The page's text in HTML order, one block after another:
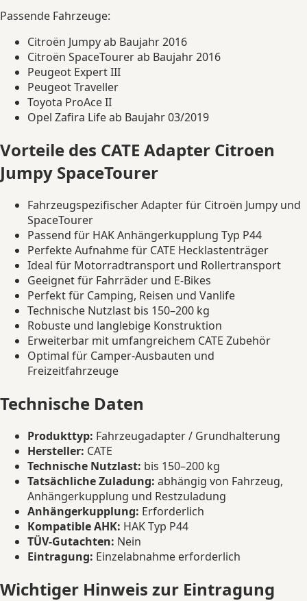
Passende Fahrzeuge:
Citroën Jumpy ab Baujahr 2016
Citroën SpaceTourer ab Baujahr 2016
Peugeot Expert III
Peugeot Traveller
Toyota ProAce II
Opel Zafira Life ab Baujahr 03/2019
Vorteile des CATE Adapter Citroen
Jumpy SpaceTourer
Fahrzeugspezifischer Adapter für Citroën Jumpy und
SpaceTourer
Passend für HAK Anhängerkupplung Typ P44
Perfekte Aufnahme für CATE Hecklastenträger
Ideal für Motorradtransport und Rollertransport
Geeignet für Fahrräder und E-Bikes
Perfekt für Camping, Reisen und Vanlife
Technische Nutzlast bis 150–200 kg
Robuste und langlebige Konstruktion
Erweiterbar mit umfangreichem CATE Zubehör
Optimal für Camper-Ausbauten und
Freizeitfahrzeuge
Technische Daten
Produkttyp: Fahrzeugadapter / Grundhalterung
Hersteller: CATE
Technische Nutzlast: bis 150–200 kg
Tatsächliche Zuladung: abhängig von Fahrzeug,
Anhängerkupplung und Restzuladung
Anhängerkupplung: Erforderlich
Kompatible AHK: HAK Typ P44
TÜV-Gutachten: Nein
Eintragung: Einzelabnahme erforderlich
Wichtiger Hinweis zur Eintragung